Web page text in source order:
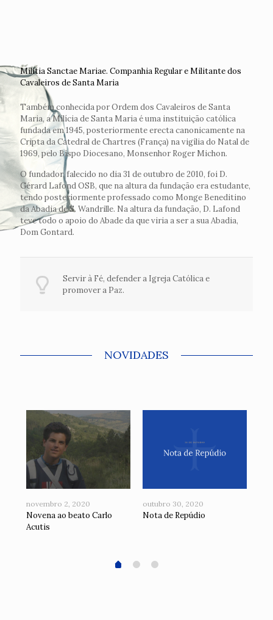
Militia Sanctae Mariae. Companhia Regular e Militante dos
Cavaleiros de Santa Maria
Também conhecida por Ordem dos Cavaleiros de Santa
Maria, a Milícia de Santa Maria é uma instituição católica
fundada em 1945, posteriormente erecta canonicamente na
Cripta da Catedral de Chartres (França) na vigília do Natal de
1969, pelo Bispo Diocesano, Monsenhor Roger Michon.
O fundador, falecido no dia 31 de outubro de 2010, foi D.
Gérard Lafond OSB, que na altura da fundação era estudante,
tendo posteriormente professado como Monge Beneditino
da Abadia de S. Wandrille. Na altura da fundação, D. Lafond
teve todo o apoio do Abade da que viria a ser a sua Abadia,
Dom Gontard.
Servir à Fé, defender a Igreja Católica e
promover a Paz.
NOVIDADES
novembro 2, 2020
Novena ao beato Carlo
Acutis
outubro 30, 2020
Nota de Repúdio